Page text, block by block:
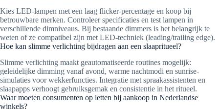
Kies LED-lampen met een laag flicker-percentage en koop bij
betrouwbare merken. Controleer specificaties en test lampen in
verschillende dimniveaus. Bij bestaande dimmers is het belangrijk te
weten of ze compatibel zijn met LED-techniek (leading/trailing edge).
Hoe kan slimme verlichting bijdragen aan een slaapritueel?
Slimme verlichting maakt geautomatiseerde routines mogelijk:
geleidelijke dimming vanaf avond, warme nachtmodi en sunrise-
simulaties voor wekkerfuncties. Integratie met spraakassistenten en
slaapapps verhoogt gebruiksgemak en consistentie in het ritueel.
Waar moeten consumenten op letten bij aankoop in Nederlandse
winkels?